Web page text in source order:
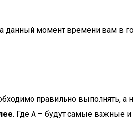
момент времени вам в
правильно выполнять,
. Где А – будут самые важные